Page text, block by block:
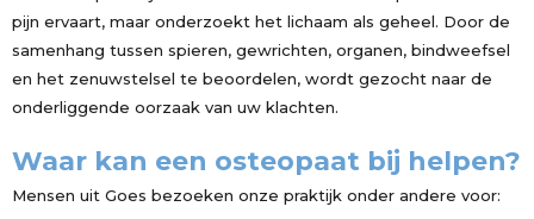
pijn ervaart, maar onderzoekt het lichaam als geheel. Door de
samenhang tussen spieren, gewrichten, organen, bindweefsel
en het zenuwstelsel te beoordelen, wordt gezocht naar de
onderliggende oorzaak van uw klachten.
Waar kan een osteopaat bij helpen?
Mensen uit Goes bezoeken onze praktijk onder andere voor: